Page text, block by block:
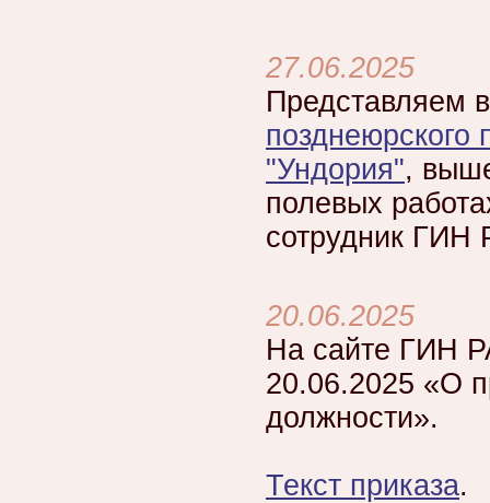
27.06.2025
Представляем
позднеюрского
"Ундория",
полевых
сотрудник ГИН
20.06.2025
На сайте ГИН
20.06.2025 «О
должности».
Текст приказа.